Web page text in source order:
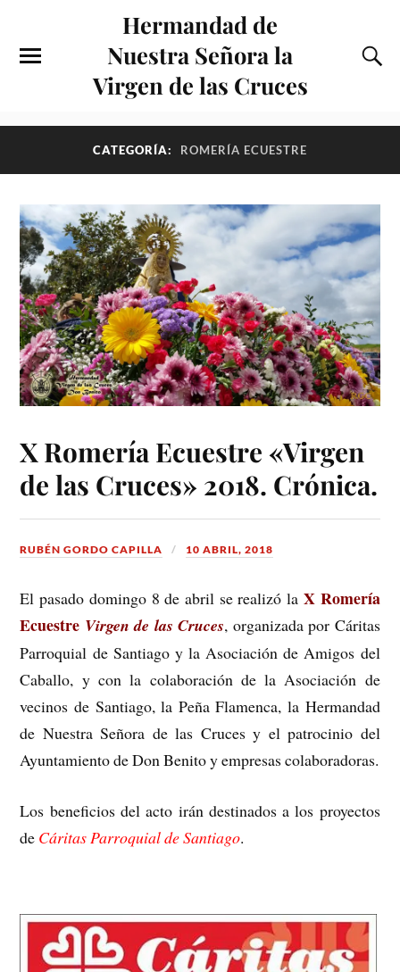
Hermandad de
Nuestra Señora la
Virgen de las Cruces
CATEGORÍA: ROMERÍA ECUESTRE
X Romería Ecuestre «Virgen
de las Cruces» 2018. Crónica.
RUBÉN GORDO CAPILLA 10 ABRIL, 2018
El pasado domingo 8 de abril se realizó la X Romería
Ecuestre Virgen de las Cruces, organizada por Cáritas
Parroquial de Santiago y la Asociación de Amigos del
Caballo, y con la colaboración de la Asociación de
vecinos de Santiago, la Peña Flamenca, la Hermandad
de Nuestra Señora de las Cruces y el patrocinio del
Ayuntamiento de Don Benito y empresas colaboradoras.
Los beneficios del acto irán destinados a los proyectos
de Cáritas Parroquial de Santiago.